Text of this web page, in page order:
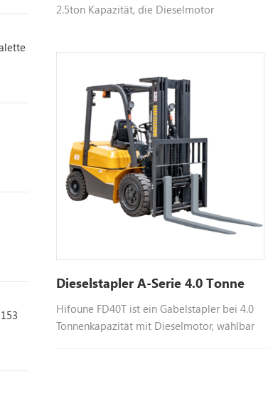
2.5ton Kapazität, die Dieselmotor
Dieselstapler A-Serie 4.0 Tonne
Hifoune FD40T ist ein Gabelstapler bei 4.0
Tonnenkapazität mit Dieselmotor, wählbar